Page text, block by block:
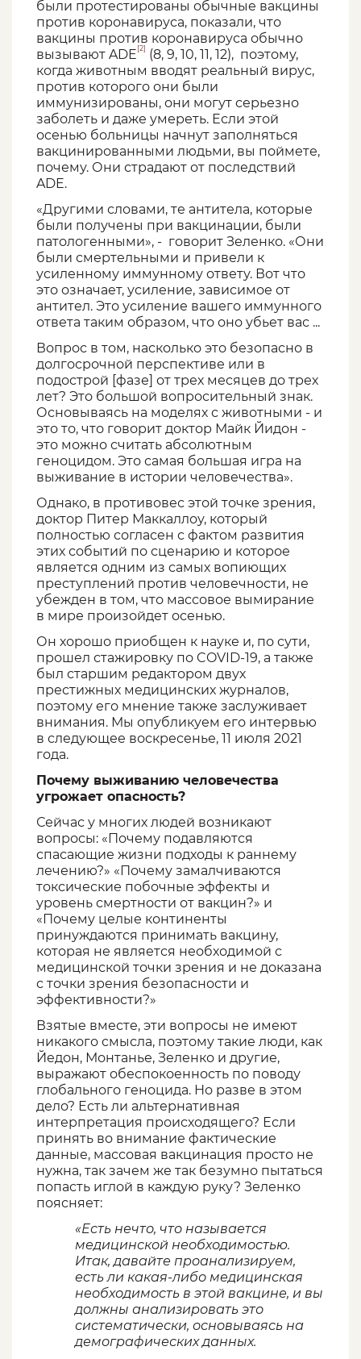
были протестированы обычные вакцины
против коронавируса, показали, что
вакцины против коронавируса обычно
вызывают ADE[2] (8, 9, 10, 11, 12), поэтому,
когда животным вводят реальный вирус,
против которого они были
иммунизированы, они могут серьезно
заболеть и даже умереть. Если этой
осенью больницы начнут заполняться
вакцинированными людьми, вы поймете,
почему. Они страдают от последствий
ADE.
«Другими словами, те антитела, которые
были получены при вакцинации, были
патологенными», - говорит Зеленко. «Они
были смертельными и привели к
усиленному иммунному ответу. Вот что
это означает, усиление, зависимое от
антител. Это усиление вашего иммунного
ответа таким образом, что оно убьет вас ...
Вопрос в том, насколько это безопасно в
долгосрочной перспективе или в
подострой [фазе] от трех месяцев до трех
лет? Это большой вопросительный знак.
Основываясь на моделях с животными - и
это то, что говорит доктор Майк Йидон -
это можно считать абсолютным
геноцидом. Это самая большая игра на
выживание в истории человечества».
Однако, в противовес этой точке зрения,
доктор Питер Маккаллоу, который
полностью согласен с фактом развития
этих событий по сценарию и которое
является одним из самых вопиющих
преступлений против человечности, не
убежден в том, что массовое вымирание
в мире произойдет осенью.
Он хорошо приобщен к науке и, по сути,
прошел стажировку по COVID-19, а также
был старшим редактором двух
престижных медицинских журналов,
поэтому его мнение также заслуживает
внимания. Мы опубликуем его интервью
в следующее воскресенье, 11 июля 2021
года.
Почему выживанию человечества
угрожает опасность?
Сейчас у многих людей возникают
вопросы: «Почему подавляются
спасающие жизни подходы к раннему
лечению?» «Почему замалчиваются
токсические побочные эффекты и
уровень смертности от вакцин?» и
«Почему целые континенты
принуждаются принимать вакцину,
которая не является необходимой с
медицинской точки зрения и не доказана
с точки зрения безопасности и
эффективности?»
Взятые вместе, эти вопросы не имеют
никакого смысла, поэтому такие люди, как
Йедон, Монтанье, Зеленко и другие,
выражают обеспокоенность по поводу
глобального геноцида. Но разве в этом
дело? Есть ли альтернативная
интерпретация происходящего? Если
принять во внимание фактические
данные, массовая вакцинация просто не
нужна, так зачем же так безумно пытаться
попасть иглой в каждую руку? Зеленко
поясняет:
«Есть нечто, что называется
медицинской необходимостью.
Итак, давайте проанализируем,
есть ли какая-либо медицинская
необходимость в этой вакцине, и вы
должны анализировать это
систематически, основываясь на
демографических данных.